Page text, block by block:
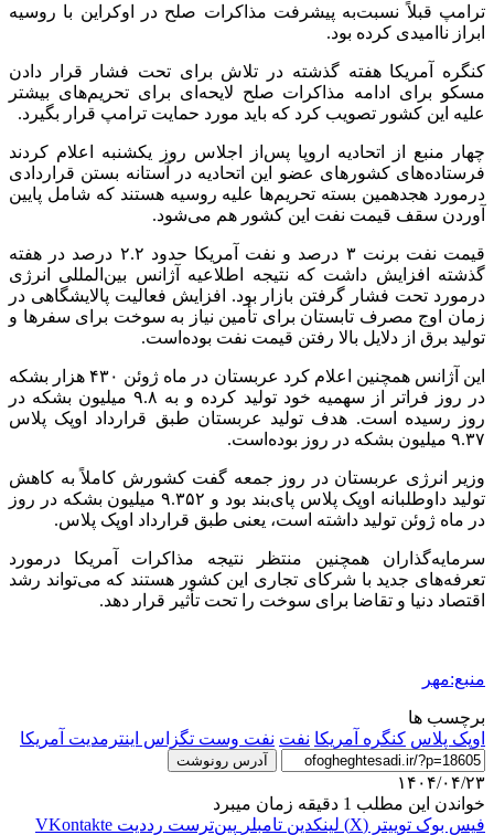
ترامپ قبلاً نسبت‌به پیشرفت مذاکرات صلح در اوکراین با روسیه
ابراز ناامیدی کرده بود.
کنگره آمریکا هفته گذشته در تلاش برای تحت فشار قرار دادن
مسکو برای ادامه مذاکرات صلح لایحه‌ای برای تحریم‌های بیشتر
علیه این کشور تصویب کرد که باید مورد حمایت ترامپ قرار بگیرد.
چهار منبع از اتحادیه اروپا پس‌از اجلاس روز یکشنبه اعلام کردند
فرستاده‌های کشورهای عضو این اتحادیه در آستانه بستن قراردادی
درمورد هجدهمین بسته تحریم‌ها علیه روسیه هستند که شامل پایین
آوردن سقف قیمت نفت این کشور هم می‌شود.
قیمت نفت برنت
۳ درصد و نفت آمریکا حدود ۲.۲ درصد در هفته
گذشته افزایش داشت که نتیجه اطلاعیه آژانس بین‌المللی انرژی
درمورد تحت فشار گرفتن بازار بود. افزایش فعالیت پالایشگاهی در
زمان اوج مصرف تابستان برای تأمین نیاز به سوخت برای سفرها و
تولید برق از دلایل بالا رفتن قیمت نفت بوده‌است.
این آژانس همچنین اعلام کرد عربستان در ماه ژوئن ۴۳۰ هزار بشکه
در روز فراتر از سهمیه خود تولید کرده و به ۹.۸ میلیون بشکه در
روز رسیده است. هدف تولید عربستان طبق قرارداد اوپک پلاس
۹.۳۷ میلیون بشکه در روز بوده‌است.
وزیر انرژی عربستان در روز جمعه گفت کشورش کاملاً به کاهش
تولید داوطلبانه اوپک پلاس پای‌بند بود و ۹.۳۵۲ میلیون بشکه در روز
در ماه ژوئن تولید داشته است، یعنی طبق قرارداد اوپک پلاس.
سرمایه‌گذاران همچنین منتظر نتیجه مذاکرات آمریکا درمورد
تعرفه‌های جدید با شرکای تجاری این کشور هستند که می‌تواند رشد
اقتصاد دنیا و تقاضا برای سوخت را تحت تأثیر قرار دهد.
منبع:مهر
برچسب ها
اوپک پلاس کنگره آمریکا نفت نفت وست تگزاس اینترمدیت آمریکا
آدرس رونوشت
۱۴۰۴/۰۴/۲۳
خواندن این مطلب 1 دقیقه زمان میبرد
فیس بوک توییتر (X) لینکدین ‫تامبلر ‫پین‌ترست ‫رددیت ‫VKontakte